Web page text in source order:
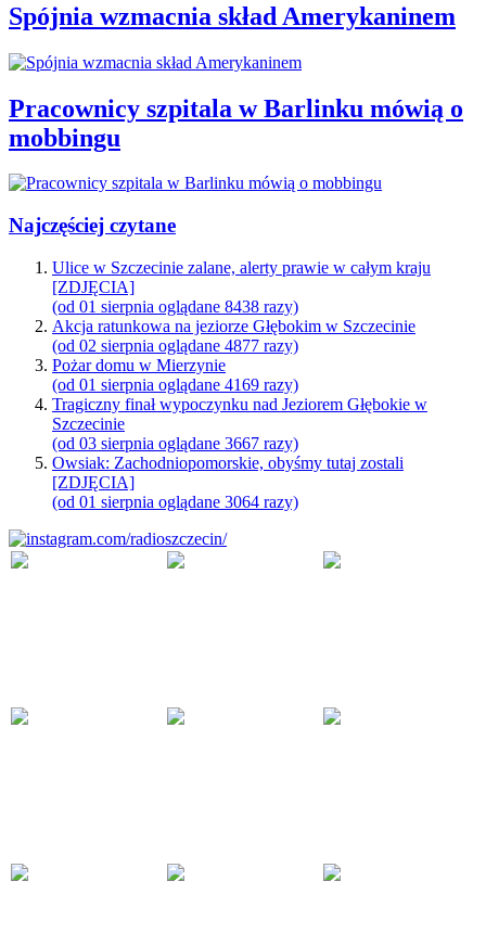
Spójnia wzmacnia skład Amerykaninem
Pracownicy szpitala w Barlinku mówią o
mobbingu
Najczęściej czytane
Ulice w Szczecinie zalane, alerty prawie w całym kraju
[ZDJĘCIA]
(od 01 sierpnia oglądane 8438 razy)
Akcja ratunkowa na jeziorze Głębokim w Szczecinie
(od 02 sierpnia oglądane 4877 razy)
Pożar domu w Mierzynie
(od 01 sierpnia oglądane 4169 razy)
Tragiczny finał wypoczynku nad Jeziorem Głębokie w
Szczecinie
(od 03 sierpnia oglądane 3667 razy)
Owsiak: Zachodniopomorskie, obyśmy tutaj zostali
[ZDJĘCIA]
(od 01 sierpnia oglądane 3064 razy)